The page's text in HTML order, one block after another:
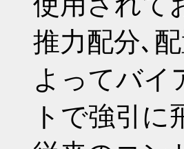
推力配分､
よってバイ
トで強引